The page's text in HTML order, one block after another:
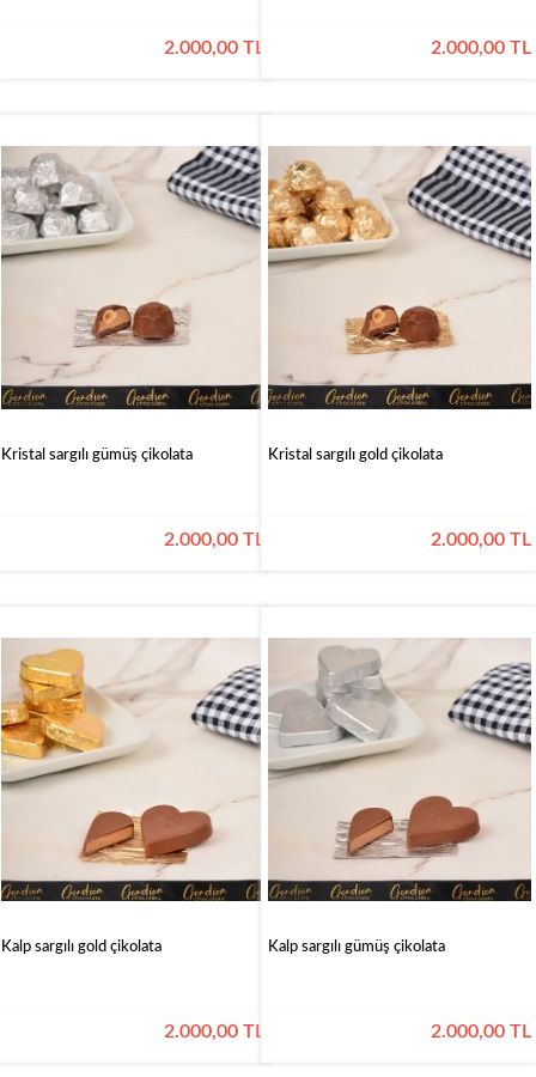
2.000,00 TL 2.000,00 TL
Kristal sargılı gümüş çikolata
2.000,00 TL
Kristal sargılı gold çikolata
2.000,00 TL
Kalp sargılı gold çikolata
2.000,00 TL
Kalp sargılı gümüş çikolata
2.000,00 TL